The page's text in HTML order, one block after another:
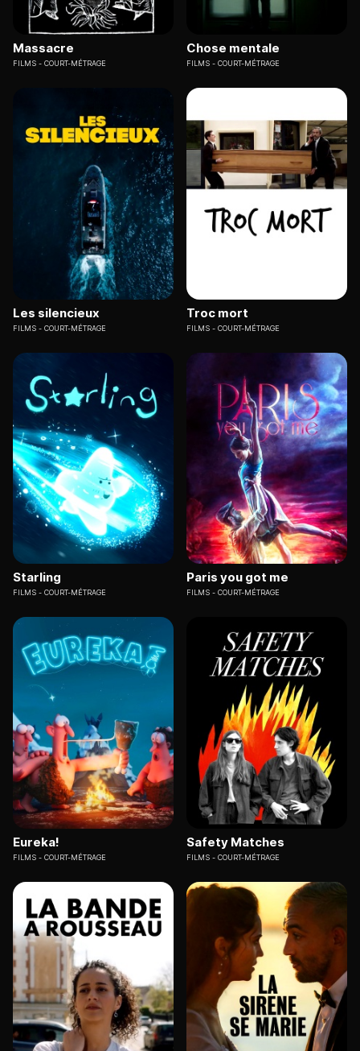
Massacre
FILMS COURT-MÉTRAGE
Chose mentale
FILMS COURT-MÉTRAGE
Les silencieux
FILMS COURT-MÉTRAGE
Troc mort
FILMS COURT-MÉTRAGE
Starling
FILMS COURT-MÉTRAGE
Paris you got me
FILMS COURT-MÉTRAGE
Eureka!
FILMS COURT-MÉTRAGE
Safety Matches
FILMS COURT-MÉTRAGE